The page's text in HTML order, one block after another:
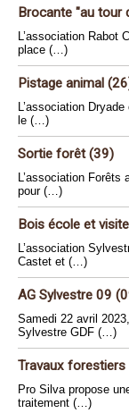
Brocante "au tour
L’association Rabot
place (…)
Pistage animal
L’association
le (…)
Sortie forêt (39)
L’association
pour (…)
Bois école et
L’association
Castet et (…)
AG Sylvestre 09
Samedi 22 avril
Sylvestre GDF (…)
Travaux
Pro Silva propose
traitement (…)